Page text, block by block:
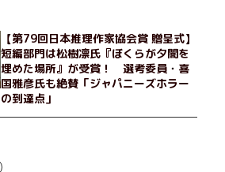
【第79回日本推理作家協会賞 贈呈式】
短編部門は松樹凛氏『ぼくらが夕闇を
埋めた場所』が受賞！ 選考委員・喜
国雅彦氏も絶賛「ジャパニーズホラー
の到達点」